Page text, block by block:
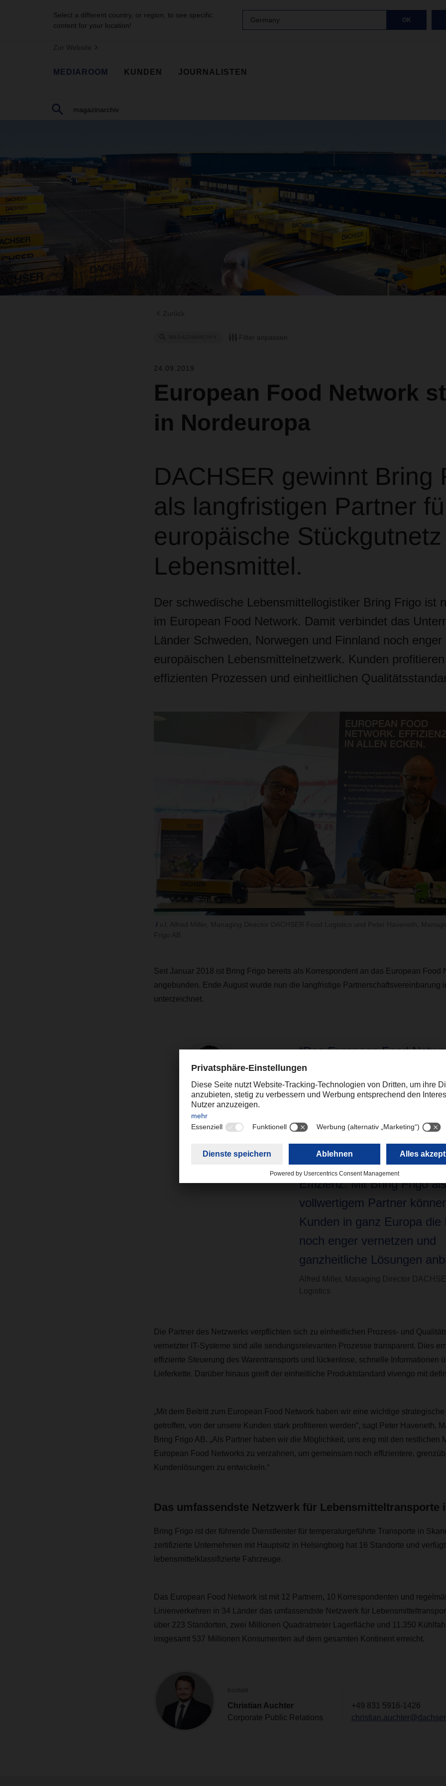
Select a different country, or region, to see specific
content for your location!
Germany OK
Zur Website
MEDIAROOM KUNDEN JOURNALISTEN
Zurück
Filter anpassen
24.09.2019
European Food Network
in Nordeuropa
DACHSER gewinnt Bring
als langfristigen Partner
europäische
Lebensmittel.
Der schwedische Lebensmittellogistiker Bring Frigo ist
im European Food Network. Damit verbindet das
Länder Schweden, Norwegen und Finnland noch enger
europäischen Lebensmittelnetzwerk. Kunden
effizienten Prozessen und einheitlichen
Seit Januar 2018 ist Bring Frigo bereits als Korrespondent an das European Food
angebunden. Ende August wurde nun die langfristige Partnerschaftsvereinbarung
unterzeichnet.
“Das European Food
Wahl, wenn es um
in Europa geht. Bring Frigo
Managing Director,
Logistics. „Was uns
Streben nach höchster
Effizienz. Mit Bring Frigo als
vollwertigem Partner
Kunden in ganz Europa die
noch enger vernetzen und
ganzheitliche Lösungen
Alfred Miller, Managing Director
Logistics
Die Partner des Netzwerks verpflichten sich zu einheitlichen Prozess- und
vernetzter IT-Systeme sind alle sendungsrelevanten Prozesse transparent. Dies
effiziente Steuerung des Warentransports und lückenlose, schnelle Informationen
Lieferkette. Darüber hinaus greift der einheitliche Produktstandard vivengo mit
„Mit dem Beitritt zum European Food Network haben wir eine wichtige
getroffen, von der unsere Kunden stark profitieren werden“, sagt Peter Haveneth,
Bring Frigo AB. „Als Partner haben wir die Möglichkeit, uns eng mit den restlichen
European Food Networks zu verzahnen, um gemeinsam noch effizientere,
Kundenlösungen zu entwickeln.“
Das umfassendste Netzwerk für Lebensmitteltransporte
Bring Frigo ist der führende Dienstleister für temperaturgeführte Transporte in
zertifizierte Unternehmen mit Hauptsitz in Helsingborg hat 16 Standorte und
lebensmittelklassifizierte Fahrzeuge.
Das European Food Network ist mit 12 Partnern, 10 Korrespondenten und
Linienverkehren in 34 Länder das umfassendste Netzwerk für
über 223 Standorten, zwei Millionen Quadratmeter Lagerfläche und 11.350
insgesamt 537 Millionen Konsumenten auf dem gesamten Kontinent erreicht.
Kontakt
Christian Auchter
Corporate Public Relations
+49 831 5916-1426